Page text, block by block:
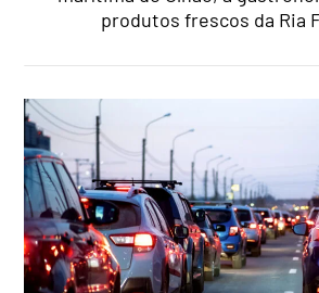
produtos frescos da Ria